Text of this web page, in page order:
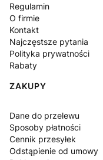
Regulamin
O firmie
Kontakt
Najczęstsze pytania
Polityka prywatności
Rabaty
ZAKUPY
Dane do przelewu
Sposoby płatności
Cennik przesyłek
Odstąpienie od umowy